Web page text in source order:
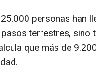
personas han
terrestres, sino
que más de